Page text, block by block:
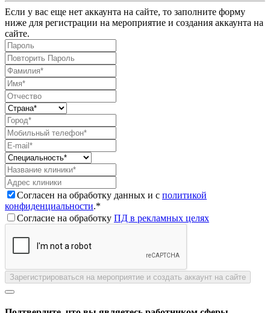
Если у вас еще нет аккаунта на сайте, то заполните форму
ниже для регистрации на мероприятие и создания аккаунта на
сайте.
Согласен на обработку данных и с политикой
конфиденциальности.*
Согласие на обработку ПД в рекламных целях
Зарегистрироваться на мероприятие и создать аккаунт на сайте